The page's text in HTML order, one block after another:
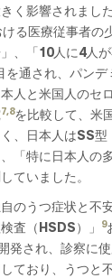
く影響されまし
る医療従事者の
、「10人に4人
を通され、パン
人と米国人のセ
7,8を比較して、米
、日本人はSS
「特に日本人の
ていました。
のうつ症状と不
査（HSDS）」
9
発され、診察に
ており、うつと